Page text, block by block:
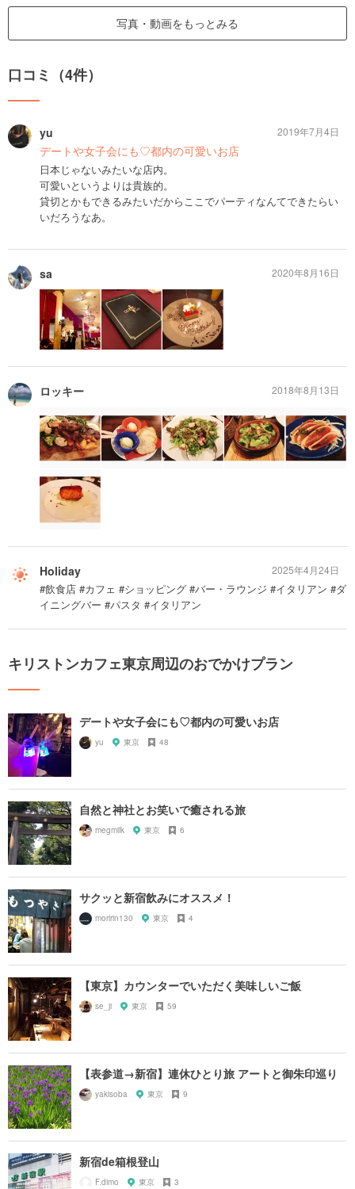
写真・動画をもっとみる
口コミ（4件）
yu
デートや女子会にも♡都内の可愛いお店
日本じゃないみたいな店内。
可愛いというよりは貴族的。
貸切とかもできるみたいだからここでパーティなんてできたらい
いだろうなあ。
2019年7月4日
sa 2020年8月16日
ロッキー 2018年8月13日
Holiday
#飲食店 #カフェ #ショッピング #バー・ラウンジ #イタリアン #ダ
イニングバー #パスタ #イタリアン
2025年4月24日
キリストンカフェ東京周辺のおでかけプラン
デートや女子会にも♡都内の可愛いお店
yu 東京 48
自然と神社とお笑いで癒される旅
megmilk 東京 6
サクッと新宿飲みにオススメ！
moririn130 東京 4
【東京】カウンターでいただく美味しいご飯
se_ji 東京 59
【表参道→新宿】連休ひとり旅 アートと御朱印巡り
yakisoba 東京 9
新宿de箱根登山
F.dimo 東京 3